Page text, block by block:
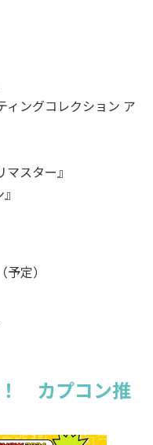
ィングコレクション ア
スター』
定）
カプコン推